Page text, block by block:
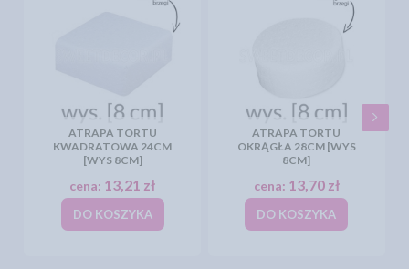
ATRAPA TORTU
KWADRATOWA 24CM
[WYS 8CM]
cena: 13,21 zł
DO KOSZYKA
ATRAPA TORTU
OKRĄGŁA 28CM [WYS
8CM]
cena: 13,70 zł
DO KOSZYKA